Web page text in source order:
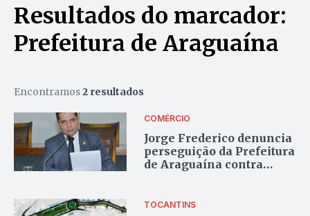
Resultados do marcador:
Prefeitura de Araguaína
Encontramos2 resultados
COMÉRCIO
Jorge Frederico denuncia
perseguição da Prefeitura
de Araguaína contra
TOCANTINS